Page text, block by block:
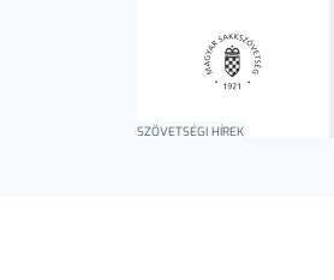
SZÖVETSÉGI HÍREK